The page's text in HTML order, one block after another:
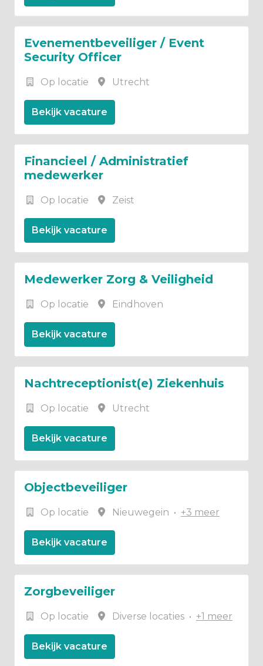
Evenementbeveiliger / Event
Security Officer
Op locatie Utrecht
Bekijk vacature
Financieel / Administratief
medewerker
Op locatie Zeist
Bekijk vacature
Medewerker Zorg & Veiligheid
Op locatie Eindhoven
Bekijk vacature
Nachtreceptionist(e) Ziekenhuis
Op locatie Utrecht
Bekijk vacature
Objectbeveiliger
Op locatie Nieuwegein • +3 meer
Bekijk vacature
Zorgbeveiliger
Op locatie Diverse locaties • +1 meer
Bekijk vacature